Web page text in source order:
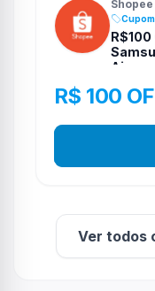
Shopee
R$100
Ai
R$ 100
Ver todos